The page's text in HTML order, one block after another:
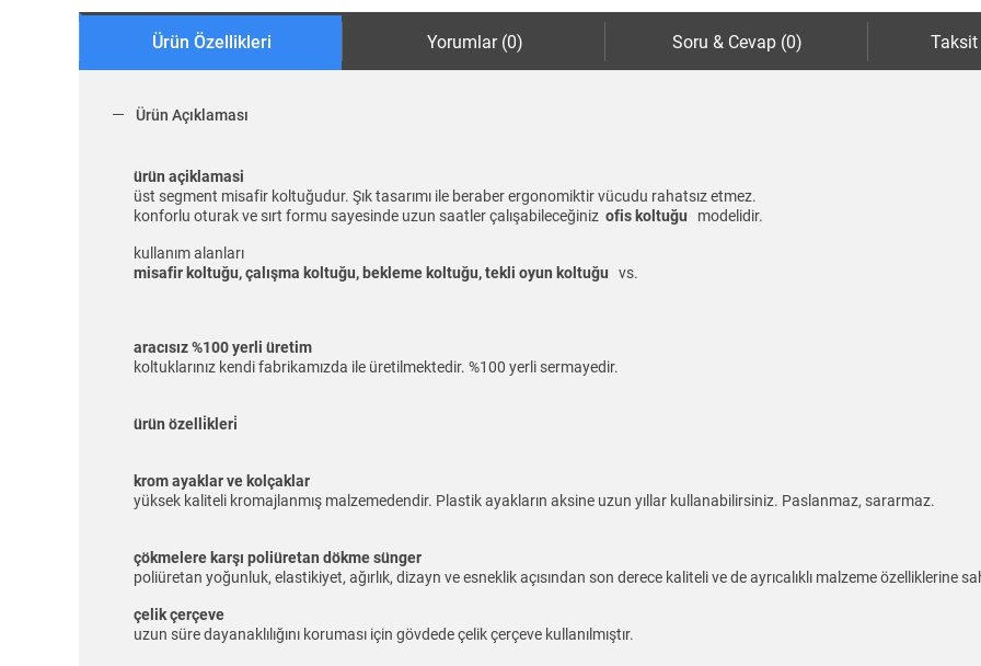
Ürün Özellikleri Yorumlar (0) Soru & Cevap (0) Taksit
Ürün Açıklaması
ürün açiklamasi
üst segment misafir koltuğudur. Şık tasarımı ile beraber ergonomiktir vücudu rahatsız etmez.
konforlu oturak ve sırt formu sayesinde uzun saatler çalışabileceğiniz ofis koltuğu modelidir.
kullanım alanları
misafir koltuğu, çalışma koltuğu, bekleme koltuğu, tekli oyun koltuğu
vs.
aracısız %100 yerli üretim
koltuklarınız kendi fabrikamızda ile üretilmektedir. %100 yerli sermayedir.
ürün özelli̇kleri̇
krom ayaklar ve kolçaklar
yüksek kaliteli kromajlanmış malzemedendir. Plastik ayakların aksine uzun yıllar kullanabilirsiniz. Paslanmaz, sararmaz.
çökmelere karşı poliüretan dökme sünger
poliüretan yoğunluk, elastikiyet, ağırlık, dizayn ve esneklik açısından son derece kaliteli ve de ayrıcalıklı malzeme özelliklerine
çelik çerçeve
uzun süre dayanaklılığını koruması için gövdede çelik çerçeve kullanılmıştır.